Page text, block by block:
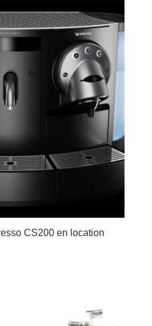
CS200 en location